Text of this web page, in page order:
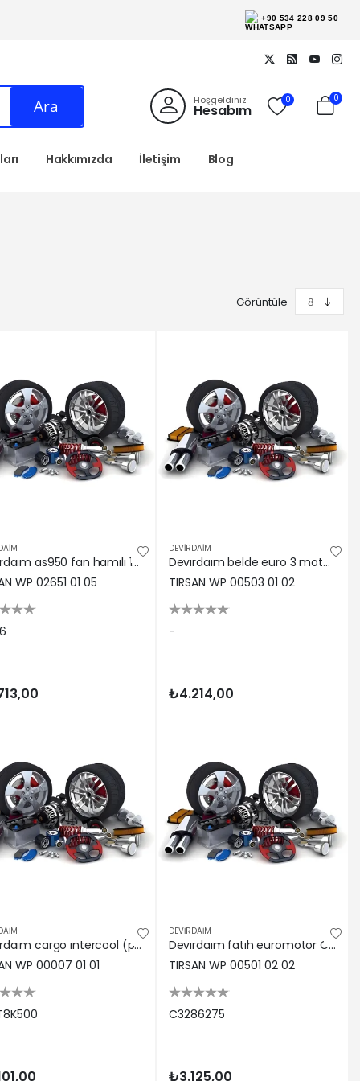
+90 534 228 09 50
Ara Hoşgeldiniz
Hesabım
0 0
Hakkımızda İletişim Blog
Görüntüle
Devırdaım as950 fan hamılı 19506
WP 02651 01 05
DEVİRDAİM
Devırdaım belde euro 3 motor / pro 935
TIRSAN WP 00503 01 02
-
₺4.214,00
Devırdaım cargo ıntercool (pık dokum) 956T8K500
WP 00007 01 01
DEVİRDAİM
Devırdaım fatıh euromotor C3286275
TIRSAN WP 00501 02 02
C3286275
₺3.125,00